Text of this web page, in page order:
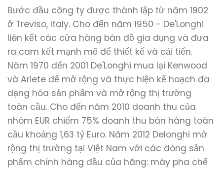
Bước đầu công ty được thành lập từ năm 1902
ở Treviso, Italy. Cho đến năm 1950 - De'Longhi
liên kết các cửa hàng bán đồ gia dụng và đưa
ra cam kết mạnh mẽ để thiết kế và cải tiến.
Năm 1970 đến 2001 De'Longhi mua lại Kenwood
và Ariete để mở rộng và thực hiện kế hoạch đa
dạng hóa sản phẩm và mở rộng thị trường
toàn cầu. Cho đến năm 2010 doanh thu của
nhóm EUR chiếm 75% doanh thu bán hàng toàn
cầu khoảng 1,63 tỷ Euro. Năm 2012 Delonghi mở
rộng thị trường tại Việt Nam với các dòng sản
phẩm chính hàng đầu của hãng: máy pha chế